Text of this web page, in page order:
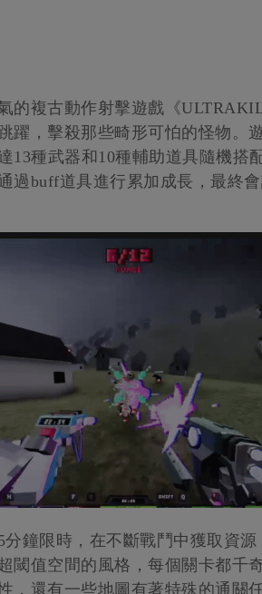
的複古動作射擊遊戲《
躍，擊殺那些畸形可怕的怪物。
13種武器和10種輔助道具隨機搭
過buff道具進行累加成長，最終
鐘限時，在不斷戰鬥中獲取資
閾值空間的風格，每個關卡都千
，還有一些地圖有著特殊的通關